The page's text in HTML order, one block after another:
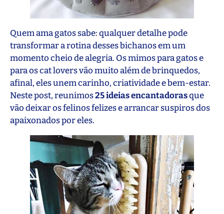
Quem ama gatos sabe: qualquer detalhe pode
transformar a rotina desses bichanos em um
momento cheio de alegria. Os mimos para gatos e
para os cat lovers vão muito além de brinquedos,
afinal, eles unem carinho, criatividade e bem-estar.
Neste post, reunimos25 ideias encantadorasque
vão deixar os felinos felizes e arrancar suspiros dos
apaixonados por eles.